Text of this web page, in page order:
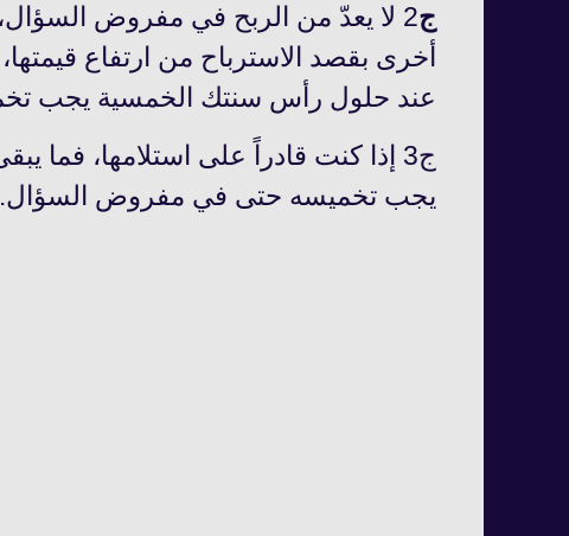
ج
2 لا يعدّ من الربح في مفروض
أخرى بقصد الاسترباح من ارتفاع
عند حلول رأس سنتك الخمسية يجب
ج3 إذا كنت قادراً على استلامها،
يجب تخميسه حتى في مفروض السؤال.